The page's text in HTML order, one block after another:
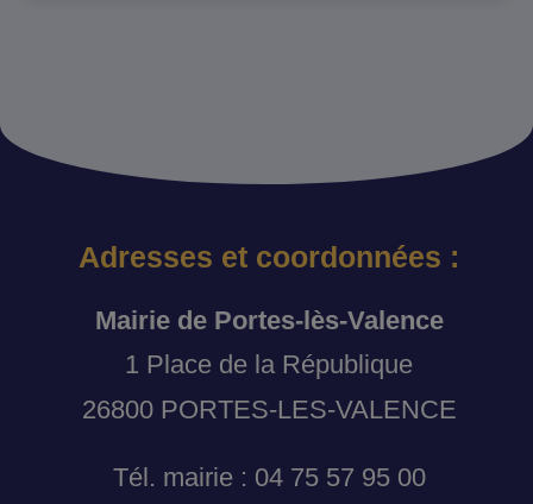
Adresses et coordonnées :
Mairie de Portes-lès-Valence
1 Place de la République
26800 PORTES-LES-VALENCE
Tél. mairie : 04 75 57 95 00